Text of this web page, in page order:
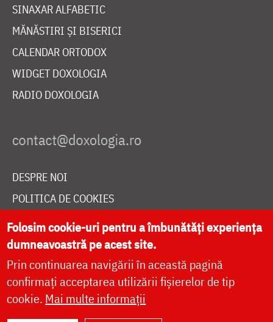
SINAXAR ALFABETIC
MĂNĂSTIRI ȘI BISERICI
CALENDAR ORTODOX
WIDGET DOXOLOGIA
RADIO DOXOLOGIA
DESPRE NOI
POLITICA DE COOKIES
DONEAZĂ ONLINE PENTRU CATEDRALA NAȚIONALĂ
LIVE
Folosim cookie-uri pentru a îmbunătăți experiența
dumneavoastră pe acest site.
Prin continuarea navigării în această pagină
confirmați acceptarea utilizării fișierelor de tip
cookie. Mai multe informații